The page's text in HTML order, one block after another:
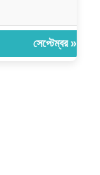
সেপ্টেম্বর »